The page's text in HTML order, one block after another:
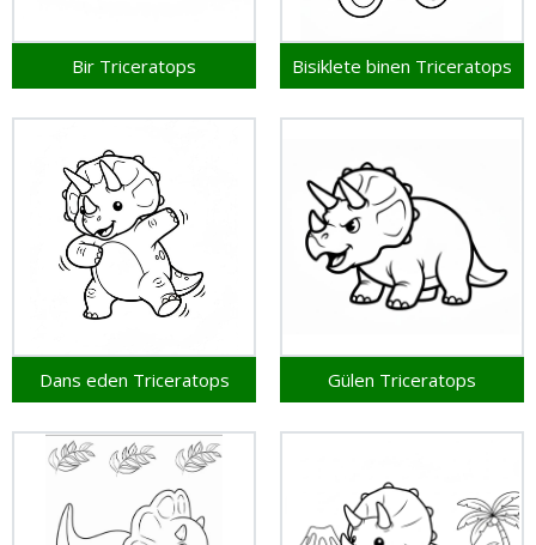
Bir Triceratops Bisiklete binen Triceratops
Dans eden Triceratops Gülen Triceratops